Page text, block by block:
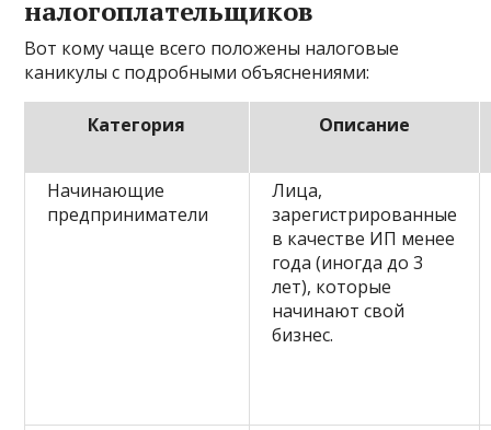
налогоплательщиков
Вот кому чаще всего положены налоговые
каникулы с подробными объяснениями:
Категория Описание
Начинающие
предприниматели
Лица,
зарегистрированные
в качестве ИП менее
года (иногда до 3
лет), которые
начинают свой
бизнес.